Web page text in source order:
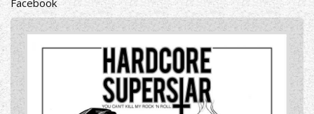
Facebook